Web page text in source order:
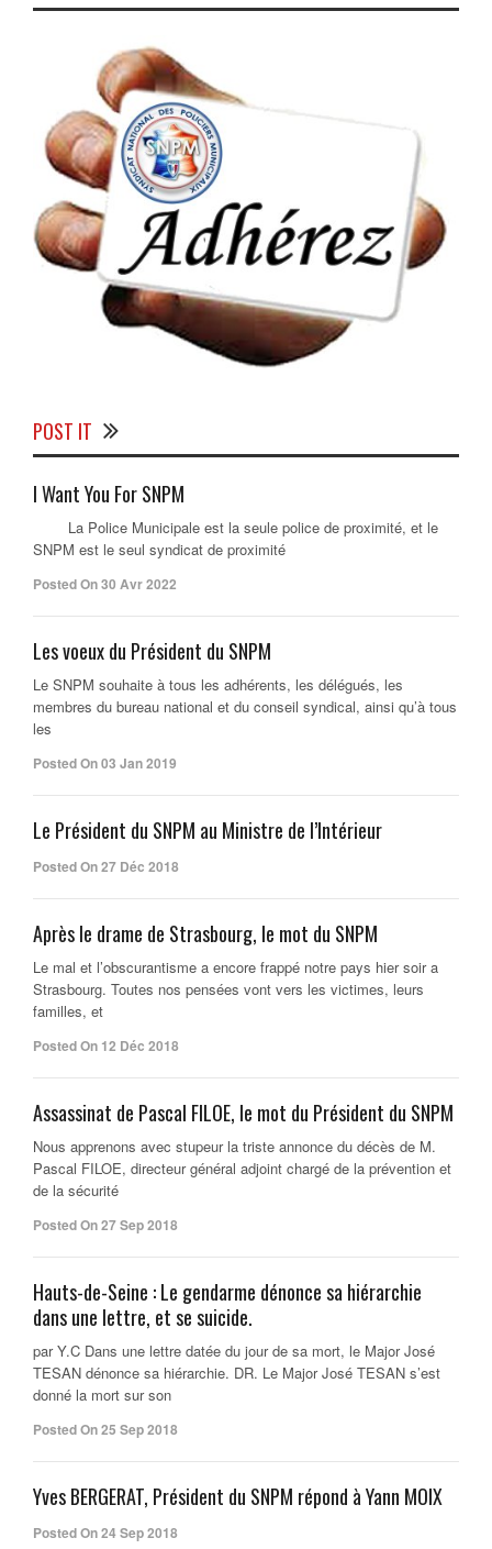
POST IT
I Want You For SNPM
La Police Municipale est la seule police de proximité, et le
SNPM est le seul syndicat de proximité
Posted On 30 Avr 2022
Les voeux du Président du SNPM
Le SNPM souhaite à tous les adhérents, les délégués, les
membres du bureau national et du conseil syndical, ainsi qu’à tous
les
Posted On 03 Jan 2019
Le Président du SNPM au Ministre de l’Intérieur
Posted On 27 Déc 2018
Après le drame de Strasbourg, le mot du SNPM
Le mal et l’obscurantisme a encore frappé notre pays hier soir a
Strasbourg. Toutes nos pensées vont vers les victimes, leurs
familles, et
Posted On 12 Déc 2018
Assassinat de Pascal FILOE, le mot du Président du SNPM
Nous apprenons avec stupeur la triste annonce du décès de M.
Pascal FILOE, directeur général adjoint chargé de la prévention et
de la sécurité
Posted On 27 Sep 2018
Hauts-de-Seine : Le gendarme dénonce sa hiérarchie
dans une lettre, et se suicide.
par Y.C Dans une lettre datée du jour de sa mort, le Major José
TESAN dénonce sa hiérarchie. DR. Le Major José TESAN s’est
donné la mort sur son
Posted On 25 Sep 2018
Yves BERGERAT, Président du SNPM répond à Yann MOIX
Posted On 24 Sep 2018